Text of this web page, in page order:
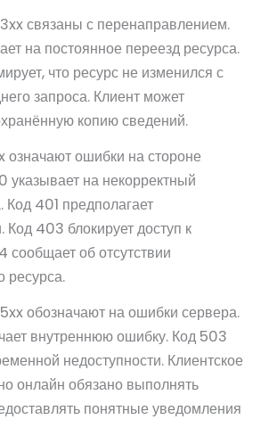
связаны с перенаправлением.
на постоянное переезд ресурса.
что ресурс не изменился с
запроса. Клиент может
копию сведений.
означают ошибки на стороне
указывает на некорректный
401 предполагает
Код 403 блокирует доступ к
сообщает об отсутствии
ресурса.
обозначают на ошибки сервера.
внутреннюю ошибку. Код 503
недоступности. Клиентское
онлайн обязано выполнять
понятные уведомления